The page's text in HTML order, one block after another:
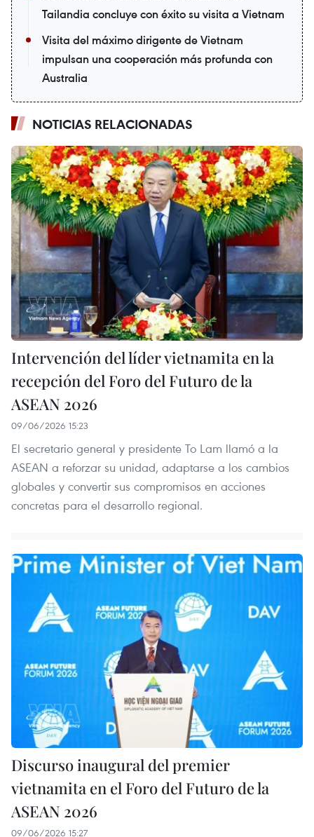
Tailandia concluye con éxito su visita a Vietnam
Visita del máximo dirigente de Vietnam
impulsan una cooperación más profunda con
Australia
NOTICIAS RELACIONADAS
Intervención del líder vietnamita en la
recepción del Foro del Futuro de la
ASEAN 2026
09/06/2026 15:23
El secretario general y presidente To Lam llamó a la
ASEAN a reforzar su unidad, adaptarse a los cambios
globales y convertir sus compromisos en acciones
concretas para el desarrollo regional.
Discurso inaugural del premier
vietnamita en el Foro del Futuro de la
ASEAN 2026
09/06/2026 15:27